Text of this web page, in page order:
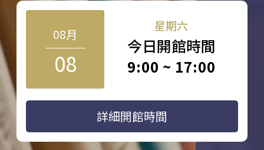
08月
08
星期六
今日開館時間
9:00 ~ 17:00
詳細開館時間